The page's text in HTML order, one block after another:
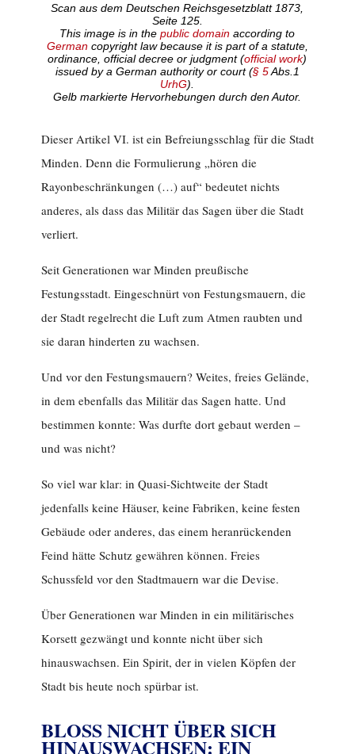
Scan aus dem Deutschen Reichsgesetzblatt 1873,
Seite 125.
This image is in thepublic domain according to
Germancopyright law because it is part of a statute,
ordinance, official decree or judgment (official work)
issued by a German authority or court (§ 5Abs.1
UrhG).
Gelb markierte Hervorhebungen durch den Autor.
Dieser Artikel VI. ist ein Befreiungsschlag für die Stadt
Minden. Denn die Formulierung „hören die
Rayonbeschränkungen (…) auf“ bedeutet nichts
anderes, als dass das Militär das Sagen über die Stadt
verliert.
Seit Generationen war Minden preußische
Festungsstadt. Eingeschnürt von Festungsmauern, die
der Stadt regelrecht die Luft zum Atmen raubten und
sie daran hinderten zu wachsen.
Und vor den Festungsmauern? Weites, freies Gelände,
in dem ebenfalls das Militär das Sagen hatte. Und
bestimmen konnte: Was durfte dort gebaut werden –
und was nicht?
So viel war klar: in Quasi-Sichtweite der Stadt
jedenfalls keine Häuser, keine Fabriken, keine festen
Gebäude oder anderes, das einem heranrückenden
Feind hätte Schutz gewähren können. Freies
Schussfeld vor den Stadtmauern war die Devise.
Über Generationen war Minden in ein militärisches
Korsett gezwängt und konnte nicht über sich
hinauswachsen. Ein Spirit, der in vielen Köpfen der
Stadt bis heute noch spürbar ist.
BLOSS NICHT ÜBER SICH
HINAUSWACHSEN: EIN